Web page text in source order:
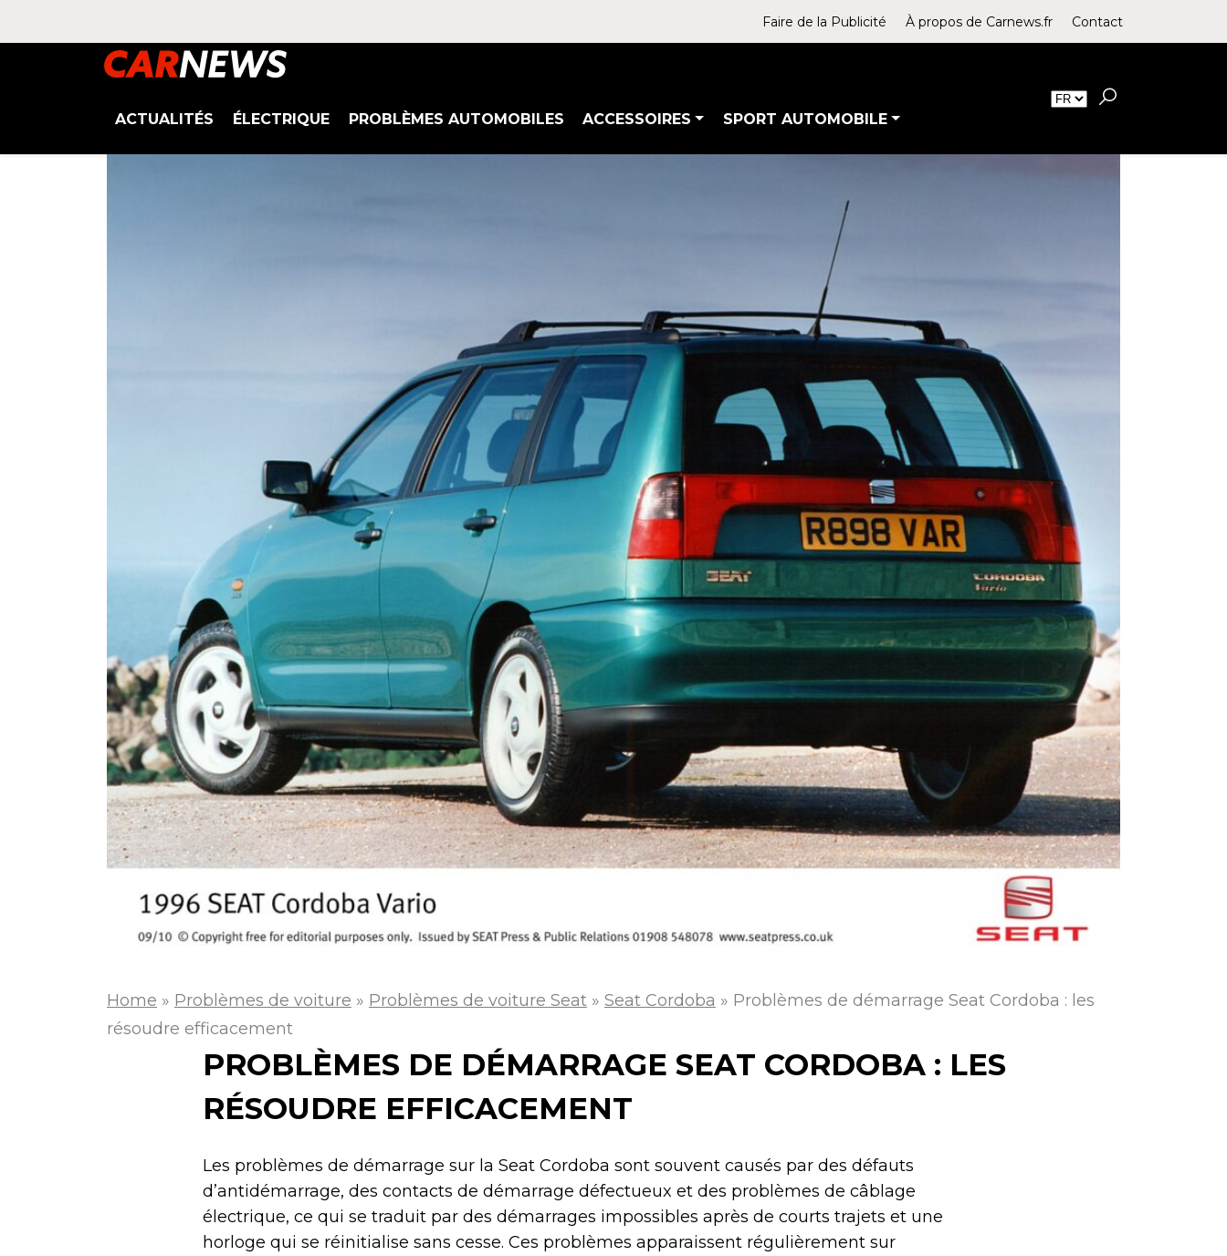
Faire de la Publicité À propos de Carnews.fr Contact
ACTUALITÉS ÉLECTRIQUE PROBLÈMES AUTOMOBILES ACCESSOIRES SPORT AUTOMOBILE
Home » Problèmes de voiture » Problèmes de voiture Seat » Seat Cordoba » Problèmes de démarrage Seat Cordoba : les
résoudre efficacement
PROBLÈMES DE DÉMARRAGE SEAT CORDOBA : LES
RÉSOUDRE EFFICACEMENT
Les problèmes de démarrage sur la Seat Cordoba sont souvent causés par des défauts
d’antidémarrage, des contacts de démarrage défectueux et des problèmes de câblage
électrique, ce qui se traduit par des démarrages impossibles après de courts trajets et une
horloge qui se réinitialise sans cesse. Ces problèmes apparaissent régulièrement sur